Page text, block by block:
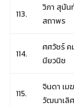
113.
วิภา สุนัน
สถาพร
114.
ศศวัชร์ ค
นียวนิช
115.
จินดา เมฆ
วัฒนาเลิศ